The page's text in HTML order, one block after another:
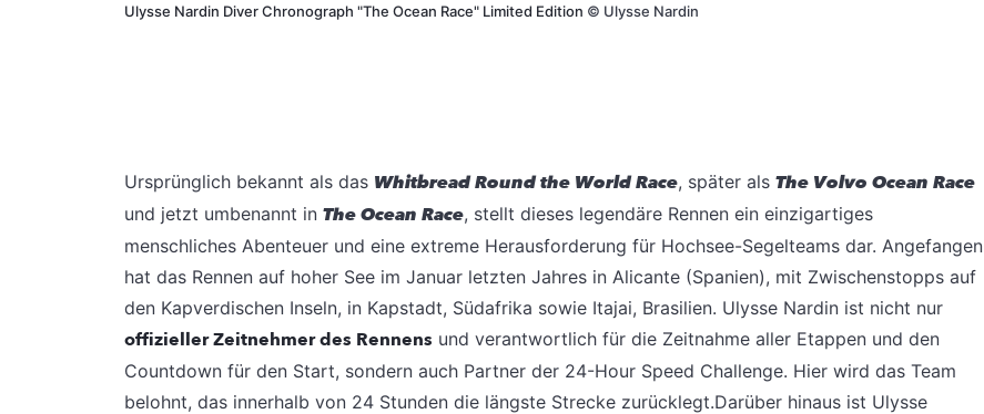
Ulysse Nardin Diver Chronograph "The Ocean Race" Limited Edition © Ulysse Nardin
Ursprünglich bekannt als das Whitbread Round the World Race, später als The Volvo Ocean Race
und jetzt umbenannt in The Ocean Race, stellt dieses legendäre Rennen ein einzigartiges
menschliches Abenteuer und eine extreme Herausforderung für Hochsee-Segelteams dar. Angefangen
hat das Rennen auf hoher See im Januar letzten Jahres in Alicante (Spanien), mit Zwischenstopps auf
den Kapverdischen Inseln, in Kapstadt, Südafrika sowie Itajai, Brasilien. Ulysse Nardin ist nicht nur
offizieller Zeitnehmer des Rennens und verantwortlich für die Zeitnahme aller Etappen und den
Countdown für den Start, sondern auch Partner der 24-Hour Speed Challenge. Hier wird das Team
belohnt, das innerhalb von 24 Stunden die längste Strecke zurücklegt.Darüber hinaus ist Ulysse